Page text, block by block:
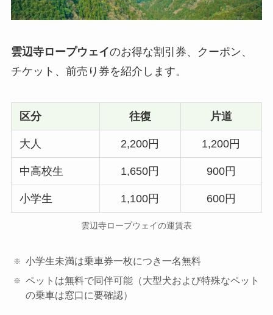
雲辺寺ロープウェイのお得な割引券、クーポン、
チケット、前売り券を紹介します。
区分 往復 片道
大人 2,200円 1,200円
中高校生 1,650円 900円
小学生 1,100円 600円
雲辺寺ロープウェイの運賃表
小学生未満は乗車券一枚につき一名無料
ペットは無料で同伴可能（大型犬および特殊なペット
の乗車は窓口に要確認）